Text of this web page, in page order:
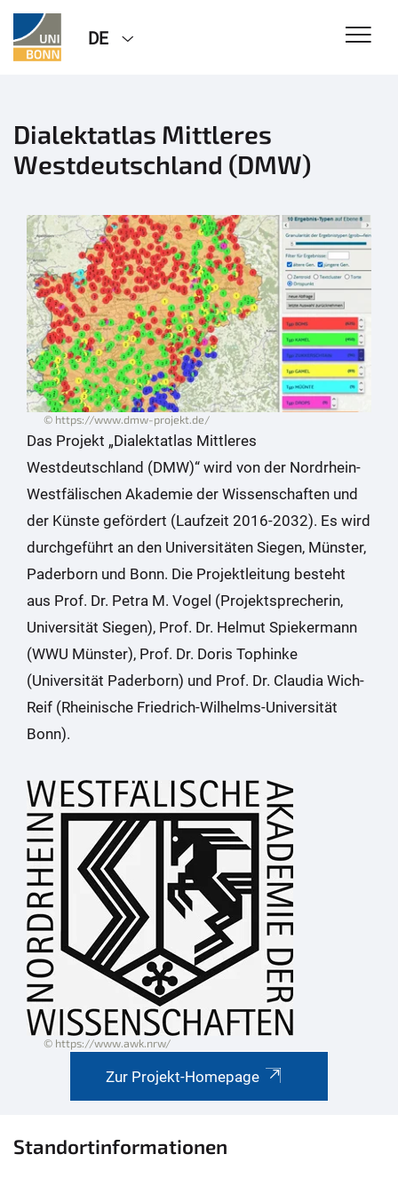
DE
Dialektatlas Mittleres
Westdeutschland (DMW)
© https://www.dmw-projekt.de/
Das Projekt „Dialektatlas Mittleres
Westdeutschland (DMW)“ wird von der Nordrhein-
Westfälischen Akademie der Wissenschaften und
der Künste gefördert (Laufzeit 2016-2032). Es wird
durchgeführt an den Universitäten Siegen, Münster,
Paderborn und Bonn. Die Projektleitung besteht
aus Prof. Dr. Petra M. Vogel (Projektsprecherin,
Universität Siegen), Prof. Dr. Helmut Spiekermann
(WWU Münster), Prof. Dr. Doris Tophinke
(Universität Paderborn) und Prof. Dr. Claudia Wich-
Reif (Rheinische Friedrich-Wilhelms-Universität
Bonn).
© https://www.awk.nrw/
Zur Projekt-Homepage
Standortinformationen